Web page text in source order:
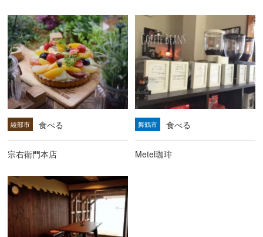
綾部市 食べる
宗右衛門本店
舞鶴市 食べる
Metel珈琲